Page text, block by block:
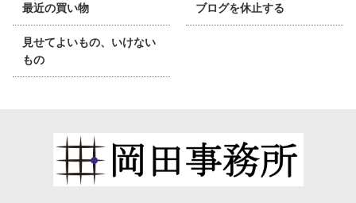
最近の買い物 ブログを休止する
見せてよいもの、いけない
もの